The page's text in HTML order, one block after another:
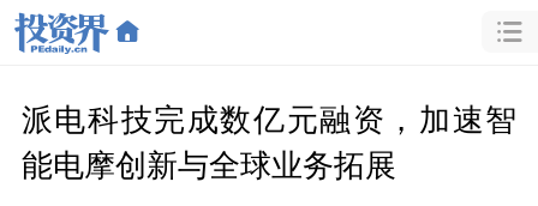
派电科技完成数亿元融资，加速智
能电摩创新与全球业务拓展